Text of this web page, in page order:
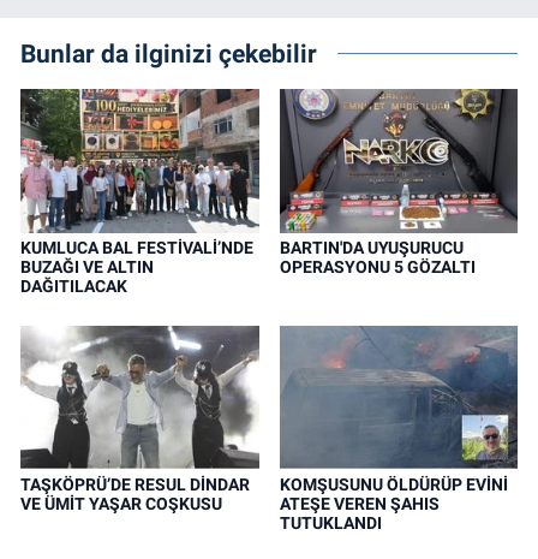
Bunlar da ilginizi çekebilir
KUMLUCA BAL FESTİVALİ’NDE
BUZAĞI VE ALTIN
DAĞITILACAK
BARTIN'DA UYUŞURUCU
OPERASYONU 5 GÖZALTI
TAŞKÖPRÜ’DE RESUL DİNDAR
VE ÜMİT YAŞAR COŞKUSU
KOMŞUSUNU ÖLDÜRÜP EVİNİ
ATEŞE VEREN ŞAHIS
TUTUKLANDI